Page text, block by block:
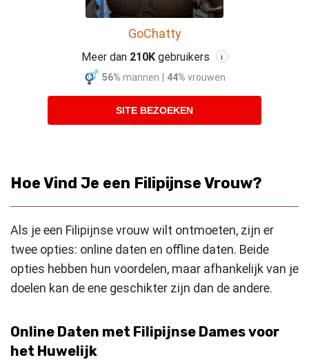
GoChatty
Meer dan 210Kgebruikers i
56% mannen 44% vrouwen
SITE BEZOEKEN
Hoe Vind Je een Filipijnse Vrouw?
Als je een Filipijnse vrouw wilt ontmoeten, zijn er
twee opties: online daten en offline daten. Beide
opties hebben hun voordelen, maar afhankelijk van je
doelen kan de ene geschikter zijn dan de andere.
Online Daten met Filipijnse Dames voor
het Huwelijk